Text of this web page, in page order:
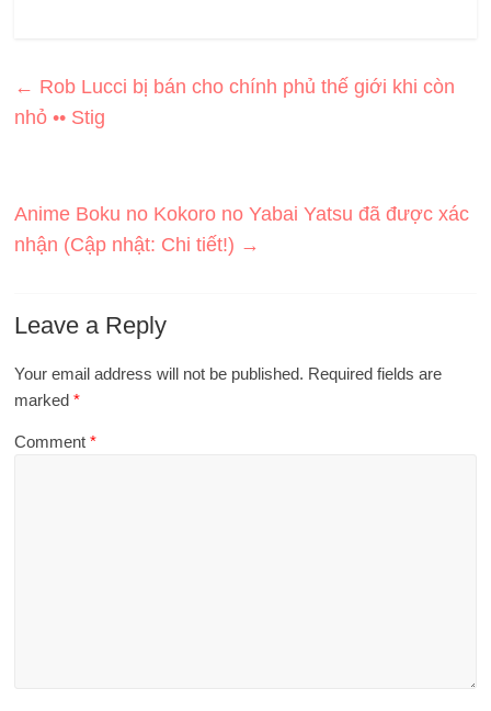
← Rob Lucci bị bán cho chính phủ thế giới khi còn
nhỏ •• Stig
Anime Boku no Kokoro no Yabai Yatsu đã được xác
nhận (Cập nhật: Chi tiết!) →
Leave a Reply
Your email address will not be published. Required fields are
marked*
Comment*